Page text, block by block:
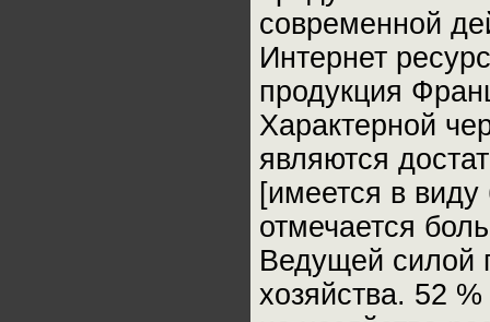
современной
Интернет
продукция
Характерной
являются
[имеется в
отмечается
Ведущей силой
хозяйства. 52